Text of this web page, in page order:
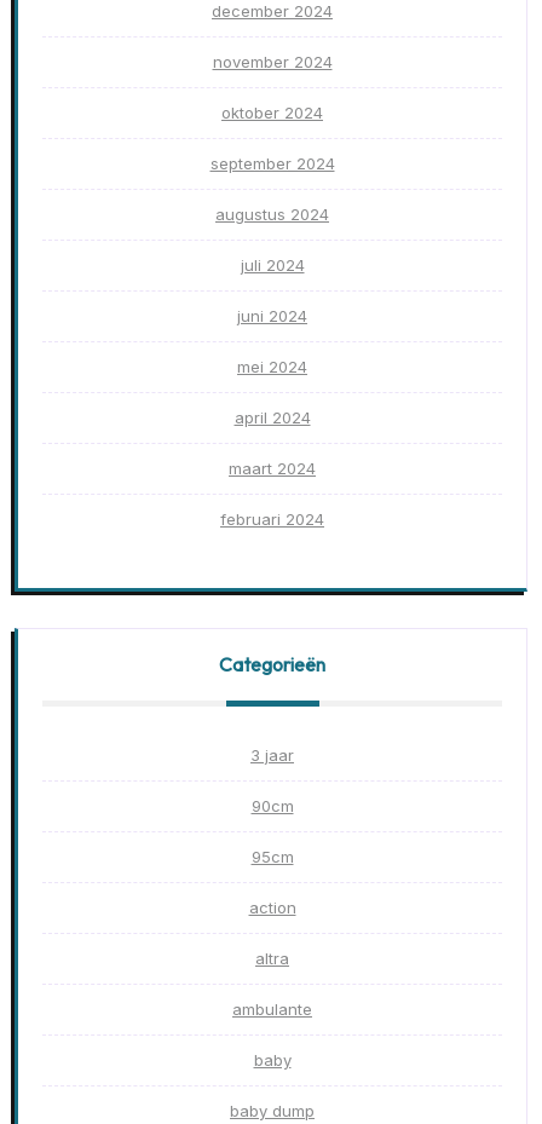
december 2024
november 2024
oktober 2024
september 2024
augustus 2024
juli 2024
juni 2024
mei 2024
april 2024
maart 2024
februari 2024
Categorieën
3 jaar
90cm
95cm
action
altra
ambulante
baby
baby dump